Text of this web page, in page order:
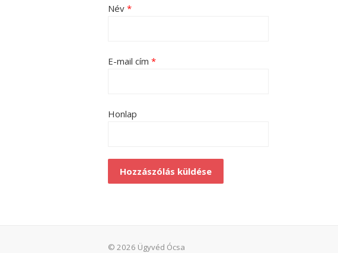
Név *
E-mail cím *
Honlap
© 2026 Ügyvéd Ócsa